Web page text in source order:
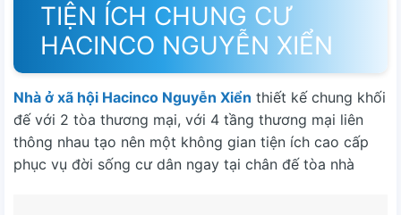
TIỆN ÍCH CHUNG CƯ
HACINCO NGUYỄN XIỂN
Nhà ở xã hội Hacinco Nguyễn Xiển thiết kế chung khối
đế với 2 tòa thương mại, với 4 tầng thương mại liên
thông nhau tạo nên một không gian tiện ích cao cấp
phục vụ đời sống cư dân ngay tại chân đế tòa nhà